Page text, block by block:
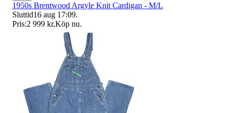
1950s Brentwood Argyle Knit Cardigan - M/L
Sluttid16 aug 17:09.
Pris:2 999 kr,Köp nu.